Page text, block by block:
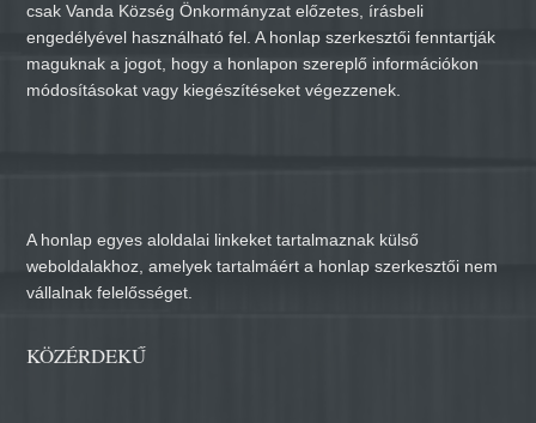
csak Vanda Község Önkormányzat előzetes, írásbeli
engedélyével használható fel. A honlap szerkesztői fenntartják
maguknak a jogot, hogy a honlapon szereplő információkon
módosításokat vagy kiegészítéseket végezzenek.
A honlap egyes aloldalai linkeket tartalmaznak külső
weboldalakhoz, amelyek tartalmáért a honlap szerkesztői nem
vállalnak felelősséget.
KÖZÉRDEKŰ